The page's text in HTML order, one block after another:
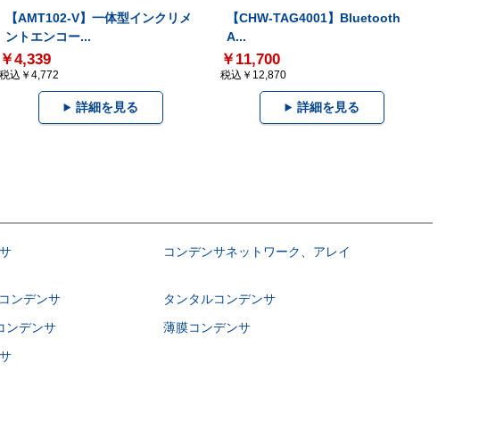
【AMT102-V】一体型インクリメ
ントエンコー...
￥4,339
税込￥4,772
詳細を見る
【CHW-TAG4001】Bluetooth
A...
￥11,700
税込￥12,870
詳細を見る
コンデンサネットワーク、アレイ
ンデンサ
タンタルコンデンサ
ンデンサ
薄膜コンデンサ